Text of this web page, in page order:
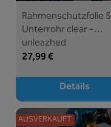
Rahmenschutzfolie S
Unterrohr clear -
unleazhed
27,99 €
Details
AUSVERKAUFT